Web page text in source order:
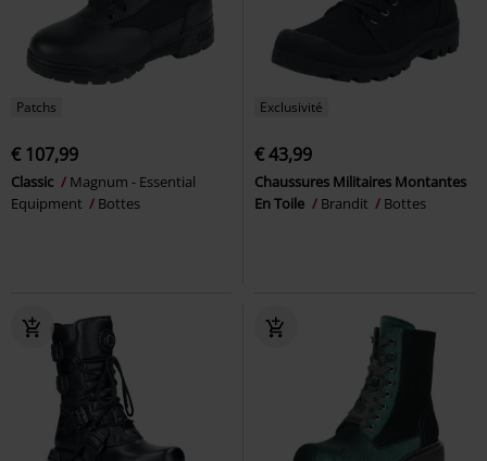
Patchs
€ 107,99
Classic
Magnum - Essential
Equipment
Bottes
Exclusivité
€ 43,99
Chaussures Militaires Montantes
En Toile
Brandit Bottes